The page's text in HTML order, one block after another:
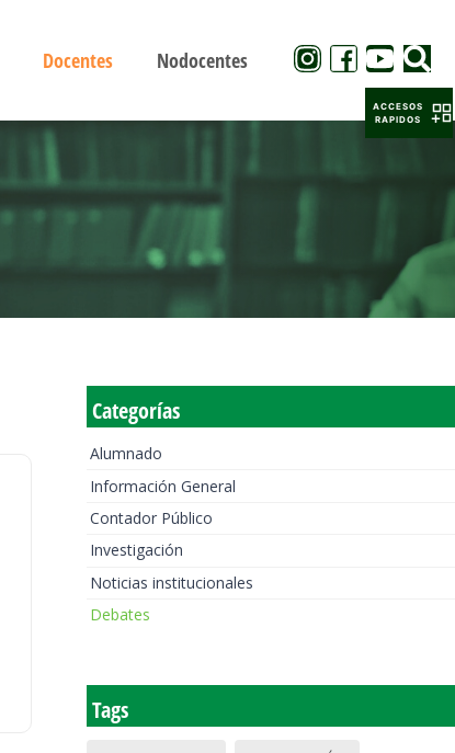
Docentes Nodocentes
Categorías
Alumnado
Información General
Contador Público
Investigación
Noticias institucionales
Debates
Tags
ACCESOS
RAPIDOS